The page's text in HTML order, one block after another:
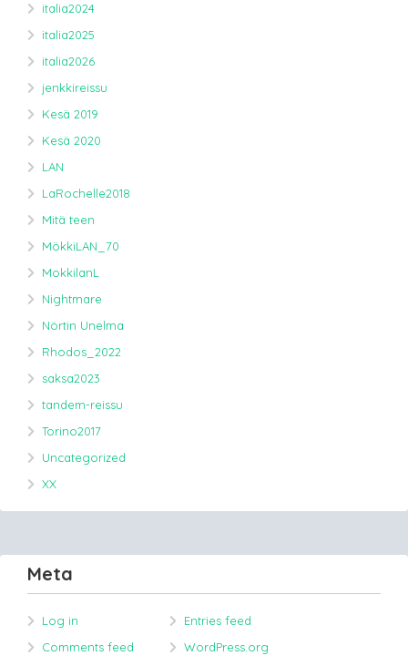
italia2024
italia2025
italia2026
jenkkireissu
Kesä 2019
Kesä 2020
LAN
LaRochelle2018
Mitä teen
MökkiLAN_70
MokkilanL
Nightmare
Nörtin Unelma
Rhodos_2022
saksa2023
tandem-reissu
Torino2017
Uncategorized
XX
Meta
Log in
Entries feed
Comments feed
WordPress.org